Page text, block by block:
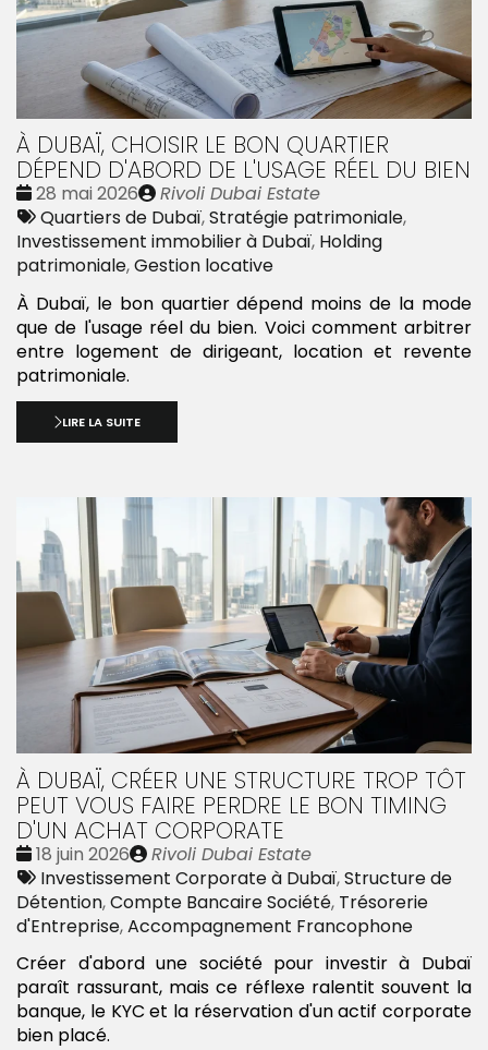
À DUBAÏ, CHOISIR LE BON QUARTIER
DÉPEND D'ABORD DE L'USAGE RÉEL DU BIEN
Date
:
28 mai 2026
Publié
par
Rivoli Dubai Estate
Tags
:
Quartiers de Dubaï,Stratégie patrimoniale,
Investissement immobilier à Dubaï, Holding
patrimoniale,Gestion locative
À Dubaï, le bon quartier dépend moins de la mode
que de l'usage réel du bien. Voici comment arbitrer
entre logement de dirigeant, location et revente
patrimoniale.
LIRE LA SUITE
À DUBAÏ, CRÉER UNE STRUCTURE TROP TÔT
PEUT VOUS FAIRE PERDRE LE BON TIMING
D'UN ACHAT CORPORATE
Date
:
18 juin 2026
Publié
par
Rivoli Dubai Estate
Tags
:
Investissement Corporate à Dubaï,Structure de
Détention,Compte Bancaire Société, Trésorerie
d'Entreprise,Accompagnement Francophone
Créer d'abord une société pour investir à Dubaï
paraît rassurant, mais ce réflexe ralentit souvent la
banque, le KYC et la réservation d'un actif corporate
bien placé.